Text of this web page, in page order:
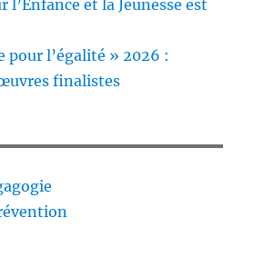
l’Enfance et la Jeunesse est
pour l’égalité » 2026 :
finalistes